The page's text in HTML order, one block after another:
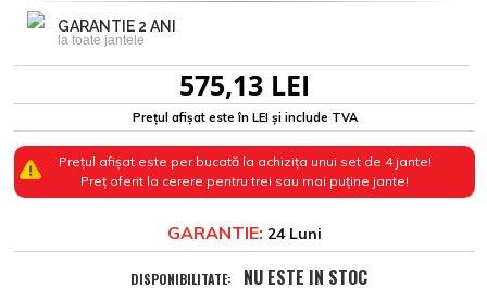
GARANTIE 2 ANI
la toate jantele
575,13 LEI
Prețul afișat este în LEI și include TVA
Prețul afișat este per bucată la achizița unui set de 4 jante!
Preț oferit la cerere pentru trei sau mai puține jante!
GARANTIE: 24 Luni
DISPONIBILITATE: NU ESTE IN STOC